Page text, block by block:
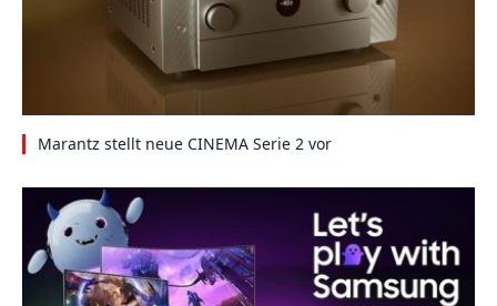
Marantz stellt neue CINEMA Serie 2 vor